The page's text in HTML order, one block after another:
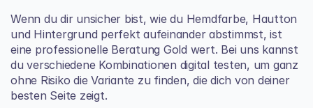
Wenn du dir unsicher bist, wie du Hemdfarbe, Hautton
und Hintergrund perfekt aufeinander abstimmst, ist
eine professionelle Beratung Gold wert. Bei uns kannst
du verschiedene Kombinationen digital testen, um ganz
ohne Risiko die Variante zu finden, die dich von deiner
besten Seite zeigt.